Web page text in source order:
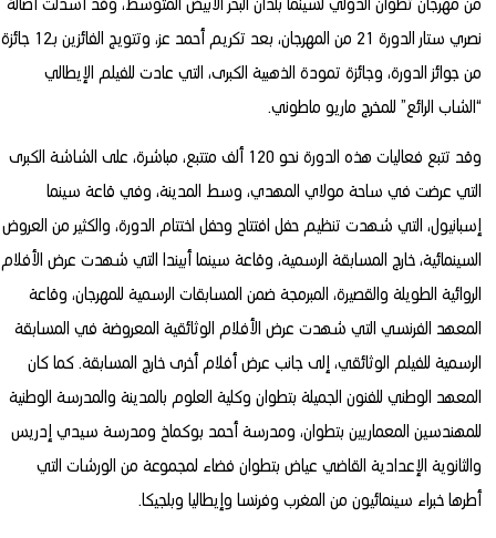
من مهرجان تطوان الدولي لسينما بلدان البحر الأبيض المتوسط، وقد أسدلت أصالة
نصري ستار الدورة 21 من المهرجان، بعد تكريم أحمد عز، وتتويج الفائزين بـ12 جائزة
من جوائز الدورة، وجائزة تمودة الذهبية الكبرى، التي عادت للفيلم الإيطالي
“الشاب الرائع” للمخرج ماريو ماطوني.
وقد تتبع فعاليات هذه الدورة نحو 120 ألف متتبع، مباشرة، على الشاشة الكبرى
التي عرضت في ساحة مولاي المهدي، وسط المدينة، وفي قاعة سينما
إسبانيول، التي شهدت تنظيم حفل افتتاح وحفل اختتام الدورة، والكثير من العروض
السينمائية، خارج المسابقة الرسمية، وقاعة سينما أبيندا التي شهدت عرض الأفلام
الروائية الطويلة والقصيرة، المبرمجة ضمن المسابقات الرسمية للمهرجان، وقاعة
المعهد الفرنسي التي شهدت عرض الأفلام الوثائقية المعروضة في المسابقة
الرسمية للفيلم الوثائقي، إلى جانب عرض أفلام أخرى خارج المسابقة. كما كان
المعهد الوطني للفنون الجميلة بتطوان وكلية العلوم بالمدينة والمدرسة الوطنية
للمهندسين المعماريين بتطوان، ومدرسة أحمد بوكماخ ومدرسة سيدي إدريس
والثانوية الإعدادية القاضي عياض بتطوان فضاء لمجموعة من الورشات التي
أطرها خبراء سينمائيون من المغرب وفرنسا وإيطاليا وبلجيكا.